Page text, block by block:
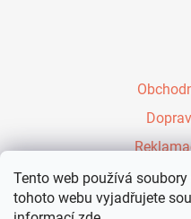
Tento web používá
tohoto webu vyjadřujete
Péřové